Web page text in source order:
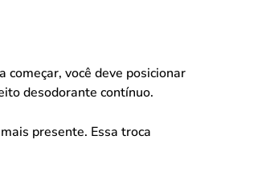
você deve posicionar
desodorante contínuo.
presente. Essa troca